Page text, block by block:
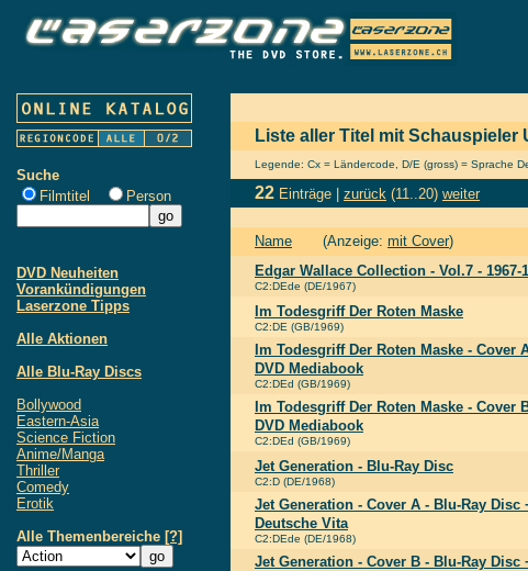
Suche
Filmtitel
Person
DVD Neuheiten
Vorankündigungen
Laserzone Tipps
Alle Aktionen
Alle Blu-Ray Discs
Bollywood
Eastern-Asia
Science Fiction
Anime/Manga
Thriller
Comedy
Erotik
Alle Themenbereiche [?]
Liste aller Titel mit Schauspieler
Legende: Cx = Ländercode, D/E (gross) = Sprache
22 Einträge | zurück (11..20) weiter
Name (Anzeige: mit Cover)
Edgar Wallace Collection - Vol.7 - 1967-
C2:DEde (DE/1967)
Im Todesgriff Der Roten Maske
C2:DE (GB/1969)
Im Todesgriff Der Roten Maske - Cover
DVD Mediabook
C2:DEd (GB/1969)
Im Todesgriff Der Roten Maske - Cover
DVD Mediabook
C2:DEd (GB/1969)
Jet Generation - Blu-Ray Disc
C2:D (DE/1968)
Jet Generation - Cover A - Blu-Ray Disc
Deutsche Vita
C2:DEde (DE/1968)
Jet Generation - Cover B - Blu-Ray Disc